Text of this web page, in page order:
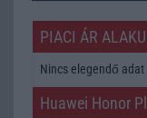
PIACI ÁR
Nincs elegendő adat
Huawei Honor